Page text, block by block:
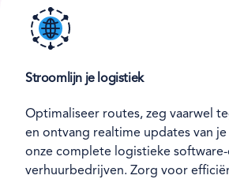
Stroomlijn je logistiek
Optimaliseer routes, zeg vaarwel
en ontvang realtime updates van
onze complete logistieke
verhuurbedrijven. Zorg voor